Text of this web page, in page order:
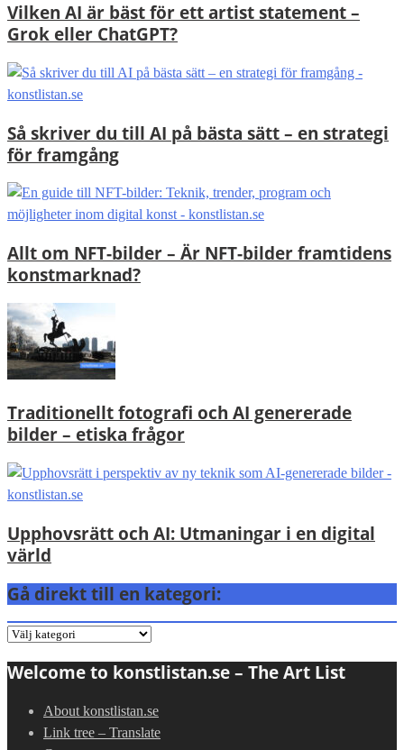
Vilken AI är bäst för ett artist statement –
Grok eller ChatGPT?
Så skriver du till AI på bästa sätt – en strategi
för framgång
Allt om NFT-bilder – Är NFT-bilder framtidens
konstmarknad?
Traditionellt fotografi och AI genererade
bilder – etiska frågor
Upphovsrätt och AI: Utmaningar i en digital
värld
Gå direkt till en kategori:
Gå
till
kategori:
Welcome to konstlistan.se – The Art List
About konstlistan.se
Link tree – Translate